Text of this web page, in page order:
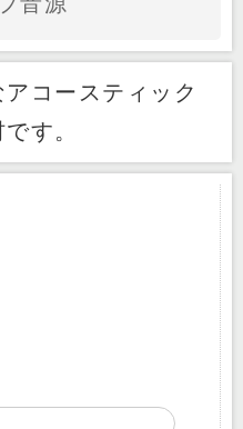
コースティック
す。